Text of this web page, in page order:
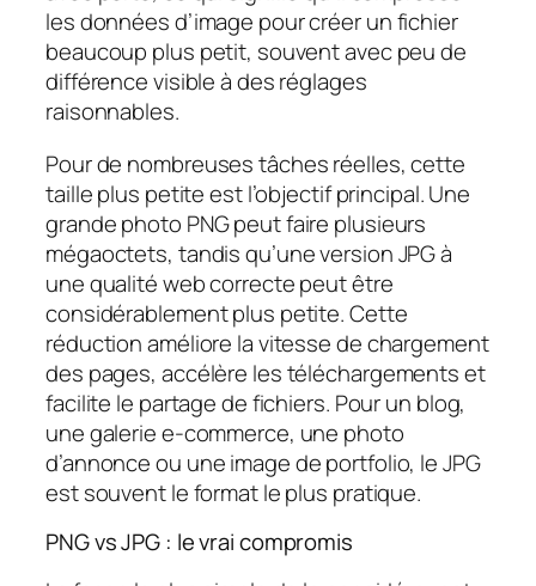
les données d’image pour créer un fichier
beaucoup plus petit, souvent avec peu de
différence visible à des réglages
raisonnables.
Pour de nombreuses tâches réelles, cette
taille plus petite est l’objectif principal. Une
grande photo PNG peut faire plusieurs
mégaoctets, tandis qu’une version JPG à
une qualité web correcte peut être
considérablement plus petite. Cette
réduction améliore la vitesse de chargement
des pages, accélère les téléchargements et
facilite le partage de fichiers. Pour un blog,
une galerie e-commerce, une photo
d’annonce ou une image de portfolio, le JPG
est souvent le format le plus pratique.
PNG vs JPG : le vrai compromis